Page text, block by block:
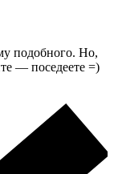
подобного. Но,
— поседеете =)